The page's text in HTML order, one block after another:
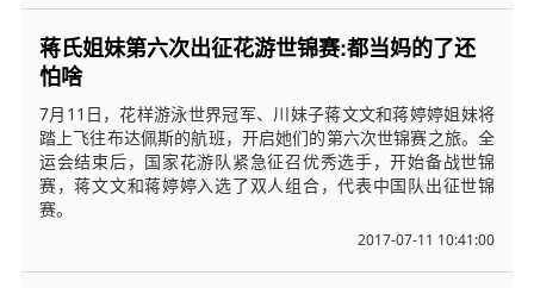
蒋氏姐妹第六次出征花游世锦赛:都当妈的了还
怕啥
7月11日，花样游泳世界冠军、川妹子蒋文文和蒋婷婷姐妹将
踏上飞往布达佩斯的航班，开启她们的第六次世锦赛之旅。全
运会结束后，国家花游队紧急征召优秀选手，开始备战世锦
赛，蒋文文和蒋婷婷入选了双人组合，代表中国队出征世锦
赛。
2017-07-11 10:41:00